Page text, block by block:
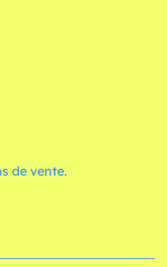
de vente.